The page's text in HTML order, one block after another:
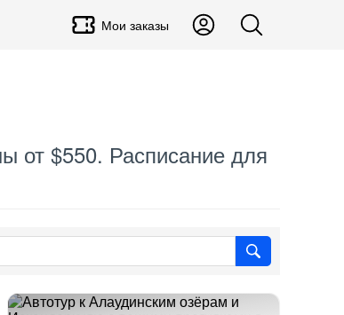
Мои заказы
от $550. Расписание для